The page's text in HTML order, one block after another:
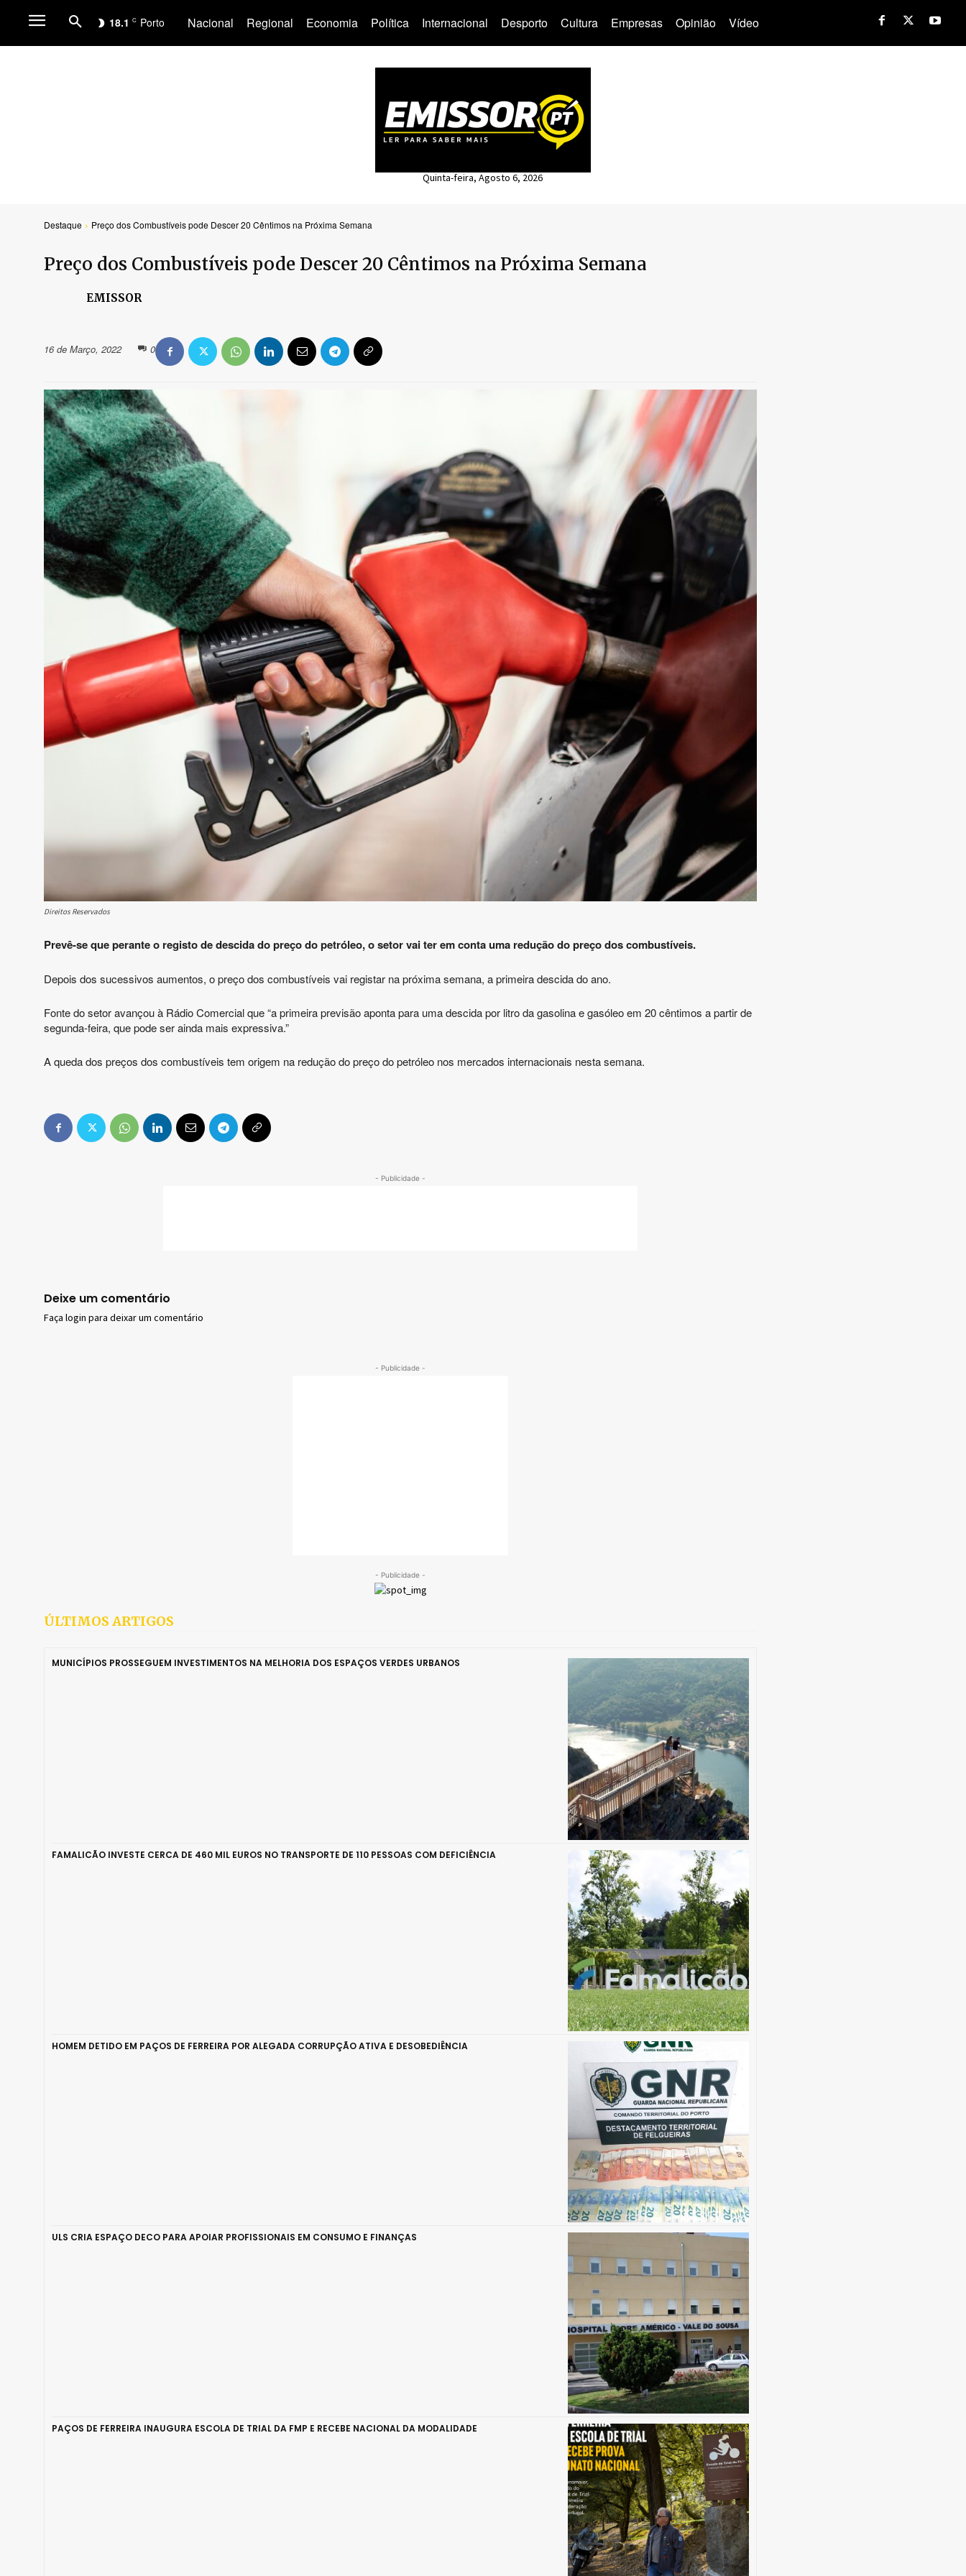
18.1 C Porto Nacional Regional Economia Política Internacional Desporto Cultura Empresas Opinião Vídeo
Quinta-feira, Agosto 6, 2026
Destaque Preço dos Combustíveis pode Descer 20 Cêntimos na Próxima Semana
Preço dos Combustíveis pode Descer 20 Cêntimos na Próxima Semana
EMISSOR
16 de Março, 2022 0
Direitos Reservados
Prevê-se que perante o registo de descida do preço do petróleo, o setor vai ter em conta uma redução do preço dos combustíveis.
Depois dos sucessivos aumentos, o preço dos combustíveis vai registar na próxima semana, a primeira descida do ano.
Fonte do setor avançou à Rádio Comercial que “a primeira previsão aponta para uma descida por litro da gasolina e gasóleo em 20 cêntimos a partir de
segunda-feira, que pode ser ainda mais expressiva.”
A queda dos preços dos combustíveis tem origem na redução do preço do petróleo nos mercados internacionais nesta semana.
- Publicidade -
Deixe um comentário
Faça login para deixar um comentário
- Publicidade -
- Publicidade -
ÚLTIMOS ARTIGOS
MUNICÍPIOS PROSSEGUEM INVESTIMENTOS NA MELHORIA DOS ESPAÇOS VERDES URBANOS
FAMALICÃO INVESTE CERCA DE 460 MIL EUROS NO TRANSPORTE DE 110 PESSOAS COM DEFICIÊNCIA
HOMEM DETIDO EM PAÇOS DE FERREIRA POR ALEGADA CORRUPÇÃO ATIVA E DESOBEDIÊNCIA
ULS CRIA ESPAÇO DECO PARA APOIAR PROFISSIONAIS EM CONSUMO E FINANÇAS
PAÇOS DE FERREIRA INAUGURA ESCOLA DE TRIAL DA FMP E RECEBE NACIONAL DA MODALIDADE